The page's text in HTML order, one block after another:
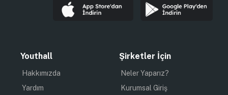
Youthall
Hakkımızda
Yardım
Şirketler İçin
Neler Yaparız?
Kurumsal Giriş